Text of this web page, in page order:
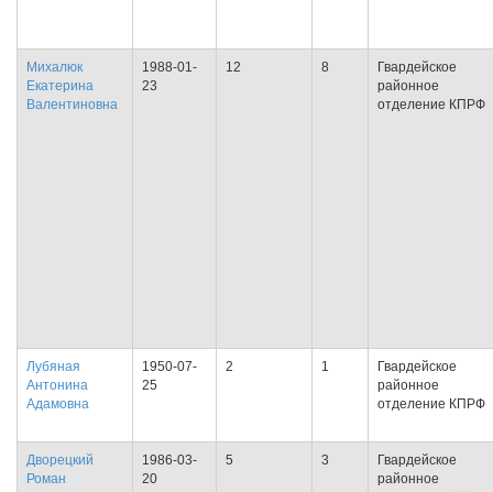
Михалюк
Екатерина
Валентиновна
1988-01-
23
12 8
Гвардейское
районное
отделение КПРФ
Лубяная
Антонина
Адамовна
1950-07-
25
2 1
Гвардейское
районное
отделение КПРФ
Дворецкий
Роман
1986-03-
20
5 3
Гвардейское
районное